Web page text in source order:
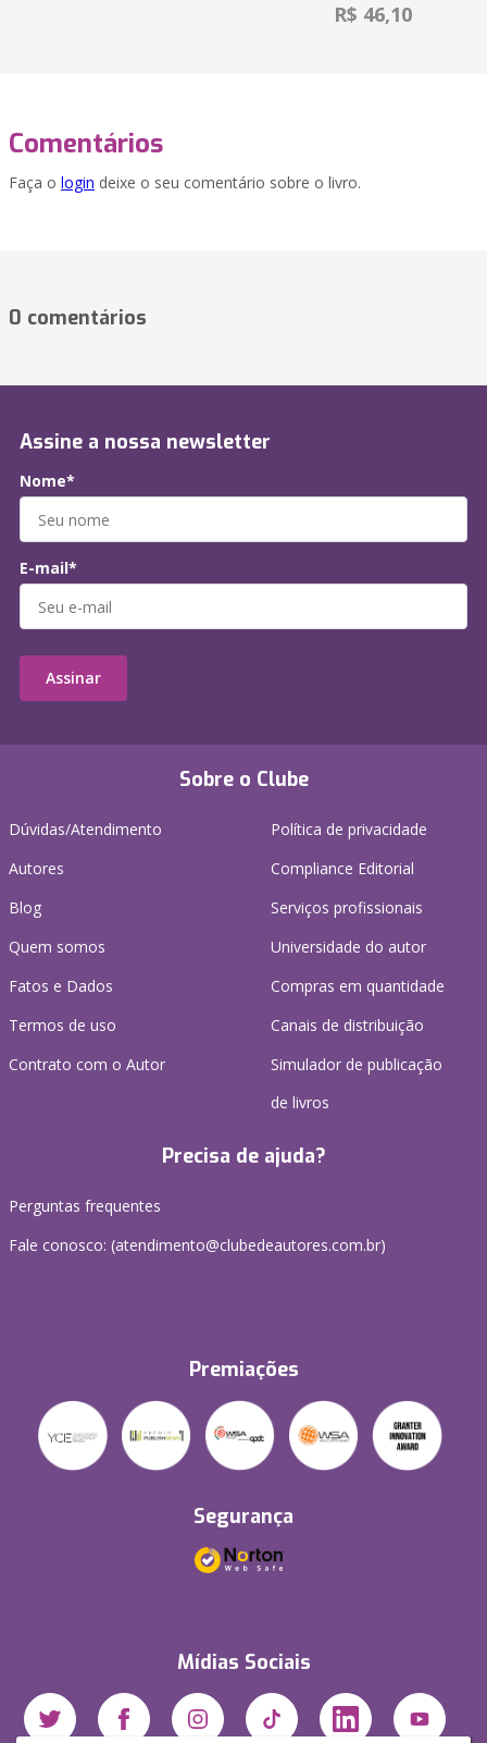
R$ 46,10
Comentários
Faça o login deixe o seu comentário sobre o livro.
0 comentários
Sobre o Clube
Dúvidas/Atendimento
Autores
Blog
Quem somos
Fatos e Dados
Termos de uso
Contrato com o Autor
Política de privacidade
Compliance Editorial
Serviços profissionais
Universidade do autor
Compras em quantidade
Canais de distribuição
Simulador de publicação
de livros
Precisa de ajuda?
Perguntas frequentes
Fale conosco: (atendimento@clubedeautores.com.br)
Premiações
Segurança
Mídias Sociais
Assine a nossa newsletter
Nome*
E-mail*
Assinar